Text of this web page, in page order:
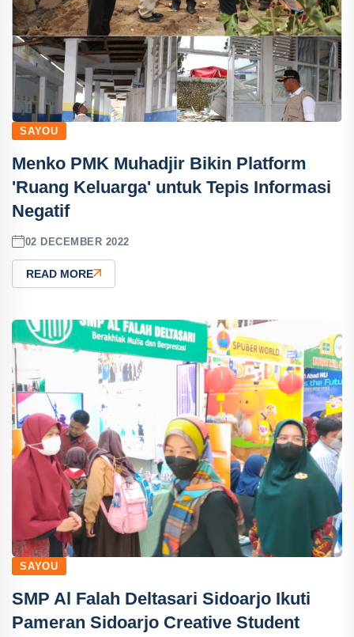
SAYOU
Menko PMK Muhadjir Bikin Platform
'Ruang Keluarga' untuk Tepis Informasi
Negatif
02 DECEMBER 2022
READ MORE
SAYOU
SMP Al Falah Deltasari Sidoarjo Ikuti
Pameran Sidoarjo Creative Student